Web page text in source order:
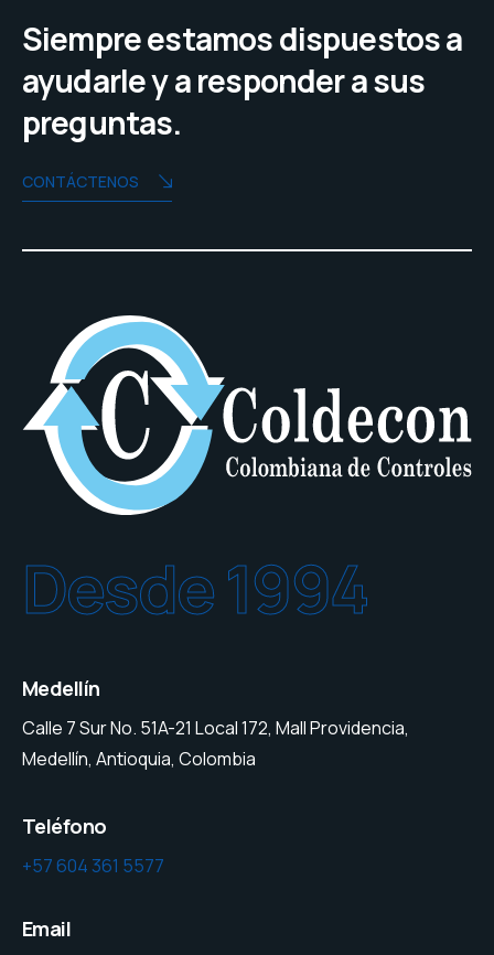
Siempre estamos dispuestos a
ayudarle y a responder a sus
preguntas.
CONTÁCTENOS
Desde 1994
Medellín
Calle 7 Sur No. 51A-21 Local 172, Mall Providencia,
Medellín, Antioquia, Colombia
Teléfono
+57 604 361 5577
Email